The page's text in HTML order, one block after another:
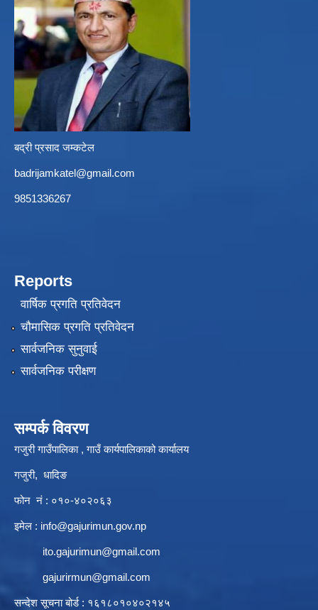
बद्री प्रसाद जम्कटेल
badrijamkatel@gmail.com
9851336267
Reports
वार्षिक प्रगति प्रतिवेदन
चौमासिक प्रगति प्रतिवेदन
सार्वजनिक सुनुवाई
सार्वजनिक परीक्षण
सम्पर्क विवरण
गजुरी गाउँपालिका , गाउँ कार्यपालिकाको कार्यालय
गजुरी, धादिङ
फोन नं : ०१०-४०२०६३
इमेल : info@gajurimun.gov.np
ito.gajurimun@gmail.com
gajurirmun@gmail.com
सन्देश सूचना बोर्ड : १६१८०१०४०२१४५